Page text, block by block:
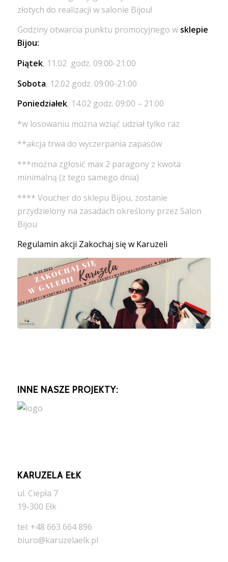
złotych do realizacji w salonie Bijou!
Godziny otwarcia punktu promocyjnego w sklepie
Bijou:
Piątek, 11.02 godz. 09:00-21:00
Sobota, 12.02 godz. 09:00-21:00
Poniedziałek, 14.02 godz. 09:00 – 21:00
*w losowaniu można wziąć udział tylko raz
**akcja trwa do wyczerpania zapasów
***można zgłosić max 2 paragony z kwota
minimalną (z tego samego dnia)
**** Voucher do sklepu Bijou, zostanie
przydzielony na zasadach określony przez Salon
Bijou
Regulamin akcji Zakochaj się w Karuzeli
INNE NASZE PROJEKTY:
KARUZELA EŁK
ul. Ciepła 7
19-300 Ełk
tel: +48 663 664 896
biuro@karuzelaelk.pl